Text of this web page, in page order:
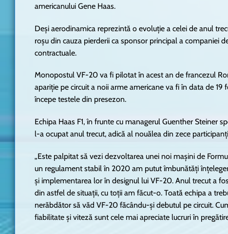
americanului Gene Haas.
Deși aerodinamica reprezintă o evoluție a celei de anul
roșu din cauza pierderii ca sponsor principal a companiei
contractuale.
Monopostul VF-20 va fi pilotat în acest an de francezul
apariție pe circuit a noii arme americane va fi în data de
începe testele din presezon.
Echipa Haas F1, în frunte cu managerul Guenther Steiner
l-a ocupat anul trecut, adică al nouălea din zece
„Este palpitat să vezi dezvoltarea unei noi mașini de
un regulament stabil în 2020 am putut îmbunătăți
și implementarea lor în designul lui VF-20. Anul trecut a
din astfel de situații, cu toții am făcut-o. Toată echipa a
nerăbdător să văd VF-20 făcându-și debutul pe circuit.
fiabilitate și viteză sunt cele mai apreciate lucruri în